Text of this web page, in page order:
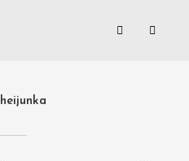
heijunka